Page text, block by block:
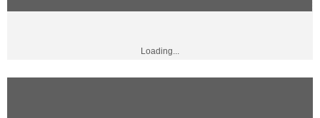
Loading...